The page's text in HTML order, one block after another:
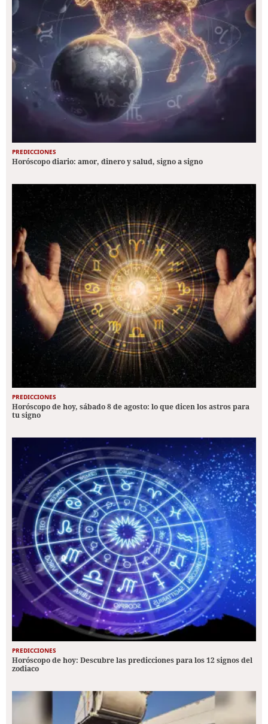
PREDICCIONES
Horóscopo diario: amor, dinero y salud, signo a signo
PREDICCIONES
Horóscopo de hoy, sábado 8 de agosto: lo que dicen los astros para
tu signo
PREDICCIONES
Horóscopo de hoy: Descubre las predicciones para los 12 signos del
zodiaco